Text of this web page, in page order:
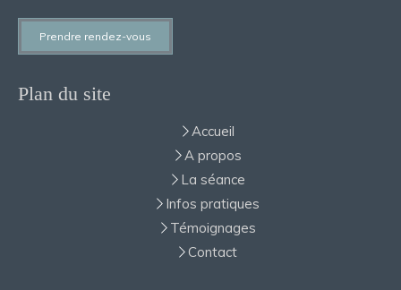
Prendre rendez-vous
Plan du site
Accueil
A propos
La séance
Infos pratiques
Témoignages
Contact